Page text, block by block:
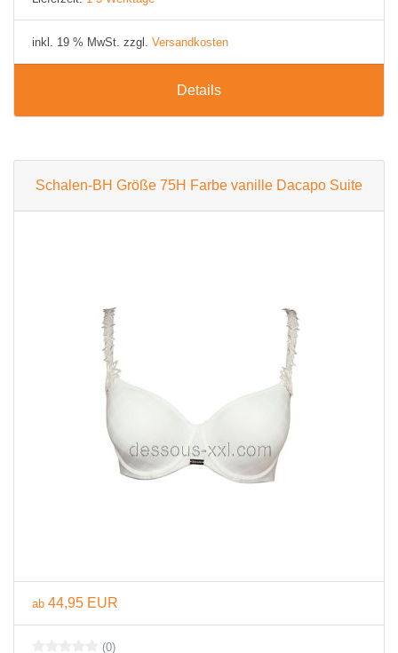
inkl. 19 % MwSt. zzgl. Versandkosten
Details
Schalen-BH Größe 75H Farbe vanille Dacapo Suite
ab 44,95 EUR
(0)